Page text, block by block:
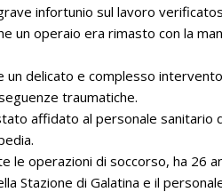
infortunio sul lavoro
un operaio era rimasto con la
delicato e complesso
traumatiche.
affidato al personale sanitario
le operazioni di soccorso, ha 26
Stazione di Galatina e il